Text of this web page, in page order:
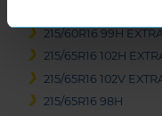
215/60R16 99H
215/65R16 102H
215/65R16 102V
215/65R16 98H